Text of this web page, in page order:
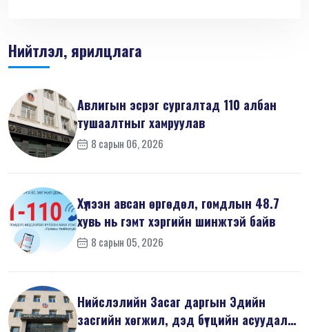
Нийтлэл, ярилцлага
Авлигын эсрэг сургалтад 110 албан
тушаалтныг хамруулав
8 сарын 06, 2026
Хүлээн авсан өргөдөл, гомдлын 48.7
хувь нь гэмт хэргийн шинжтэй байв
8 сарын 05, 2026
Нийслэлийн Засаг даргын Эдийн
засгийн хөгжил, дэд бүтцийн асуудал